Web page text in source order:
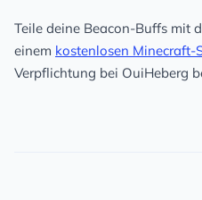
Teile deine Beacon-Buffs mit
einem kostenlosen Minecraft-
Verpflichtung bei OuiHeberg